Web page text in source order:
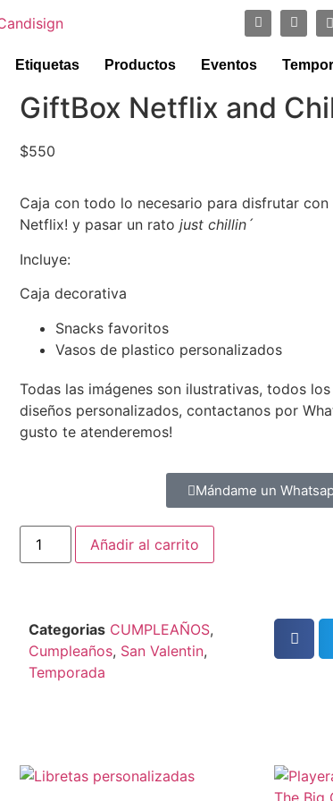
Etiquetas Productos Eventos
GiftBox Netflix and
$550
Caja con todo lo necesario para disfrutar
Netflix! y pasar un rato just chillin´
Incluye:
Caja decorativa
Snacks favoritos
Vasos de plastico personalizados
Todas las imágenes son ilustrativas, todos
diseños personalizados, contactanos por
gusto te atenderemos!
Mándame un
Añadir al carrito
Categorias CUMPLEAÑOS,
Cumpleaños, San Valentin,
Temporada